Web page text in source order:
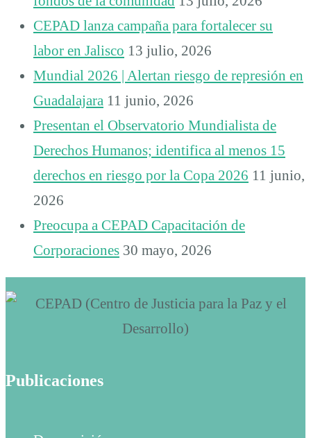
CEPAD lanza campaña para fortalecer su
labor en Jalisco 13 julio, 2026
Mundial 2026 | Alertan riesgo de represión en
Guadalajara 11 junio, 2026
Presentan el Observatorio Mundialista de
Derechos Humanos; identifica al menos 15
derechos en riesgo por la Copa 2026 11 junio,
2026
Preocupa a CEPAD Capacitación de
Corporaciones 30 mayo, 2026
Publicaciones